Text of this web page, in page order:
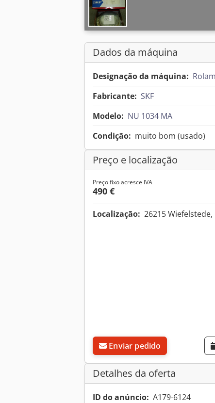
Dados da máquina
Designação da máquina:
Fabricante: SKF
Modelo: NU 1034 MA
Condição: muito bom (usado)
Preço e localização
Preço fixo acresce IVA
490 €
Localização: 26215 Wiefelstede,
Enviar pedido
Detalhes da oferta
ID do anúncio: A179-6124